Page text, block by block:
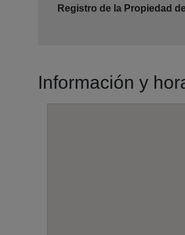
Registro de la Propiedad
Información y